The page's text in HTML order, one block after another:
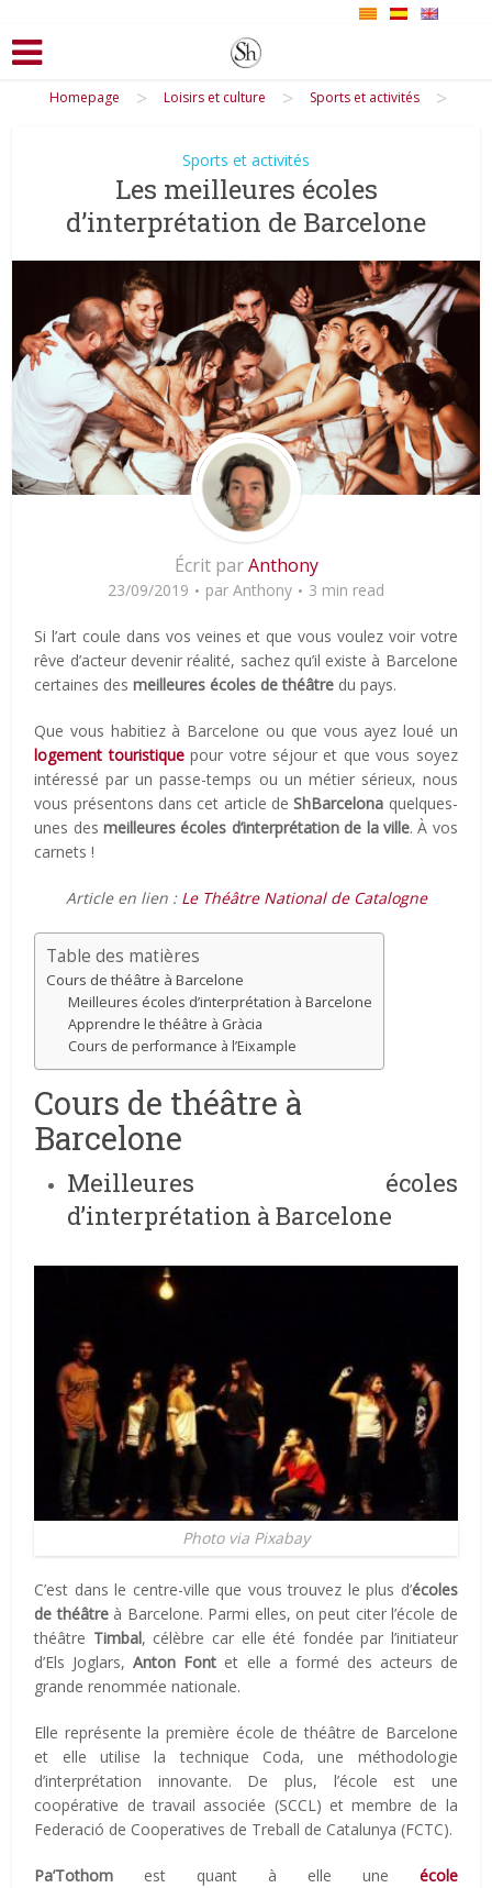
Homepage > Loisirs et culture > Sports et activités >
Sports et activités
Les meilleures écoles
d’interprétation de Barcelone
Écrit parAnthony
23/09/2019 par Anthony 3 min read
Si l’art coule dans vos veines et que vous voulez voir votre
rêve d’acteur devenir réalité, sachez qu’il existe à Barcelone
certaines desmeilleures écoles de théâtre du pays.
Que vous habitiez à Barcelone ou que vous ayez loué un
logement touristiquepour votre séjour et que vous soyez
intéressé par un passe-temps ou un métier sérieux, nous
vous présentons dans cet article deShBarcelona quelques-
unes desmeilleures écoles d’interprétation de la ville. À vos
carnets !
Article en lien : Le Théâtre National de Catalogne
Table des matières
Cours de théâtre à Barcelone
Meilleures écoles d’interprétation à Barcelone
Apprendre le théâtre à Gràcia
Cours de performance à l’Eixample
Cours de théâtre à
Barcelone
Meilleures écoles
d’interprétation à Barcelone
Photo via Pixabay
C’est dans le centre-ville que vous trouvez le plus d’écoles
de théâtreà Barcelone. Parmi elles, on peut citer l’école de
théâtre Timbal, célèbre car elle été fondée par l’initiateur
d’Els Joglars,Anton Font et elle a formé des acteurs de
grande renommée nationale.
Elle représente la première école de théâtre de Barcelone
et elle utilise la technique Coda, une méthodologie
d’interprétation innovante. De plus, l’école est une
coopérative de travail associée (SCCL) et membre de la
Federació de Cooperatives de Treball de Catalunya (FCTC).
Pa’Tothom est quant à elle une école